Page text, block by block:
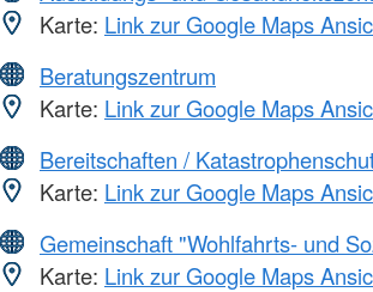
Karte: Link zur Google Maps
Beratungszentrum
Karte: Link zur Google Maps
Bereitschaften /
Karte: Link zur Google Maps
Gemeinschaft "Wohlfahrts- und
Karte: Link zur Google Maps